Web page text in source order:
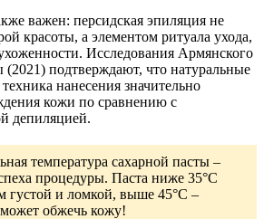
важен: персидская эпиляция не
красоты, а элементом ритуала ухода,
Исследования Армянского
(2021) подтверждают, что натуральные
нанесения значительно
кожи по сравнению с
депиляцией.
температура сахарной пасты –
процедуры. Паста ниже 35°C
густой и ломкой, выше 45°C –
обжечь кожу!